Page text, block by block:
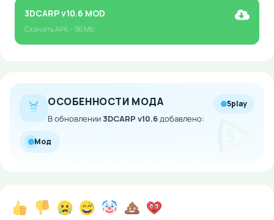
3DCARP v10.6 MOD
СкачатьAPK- 96 Mb
ОСОБЕННОСТИ МОДА
В обновлении 3DCARP v10.6добавлено:
5play
Мод